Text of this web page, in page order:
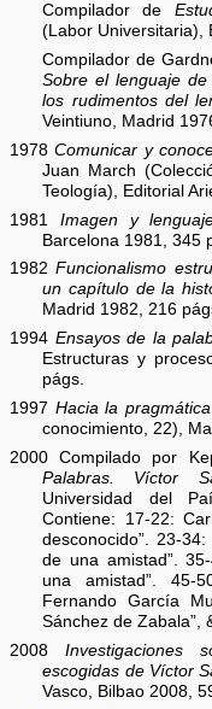
Compilador de
(Labor Universitaria),
Compilador de
Sobre el lenguaje
los rudimentos del
Veintiuno, Madrid
1978Comunicar y
Juan March
Teología), Editorial
1981 Imagen y
Barcelona 1981, 345
1982Funcionalismo
un capítulo de la
Madrid 1982, 216
1994 Ensayos de la
Estructuras y
págs.
1997 Hacia la
conocimiento, 22),
2000 Compilado por
Palabras. Víctor
Universidad del
Contiene: 17-22:
desconocido”. 23-
de una amistad”.
una amistad”. 45-
Fernando García
Sánchez de Zabala”,
2008Investigaciones
escogidas de Víctor
Vasco, Bilbao 2008,